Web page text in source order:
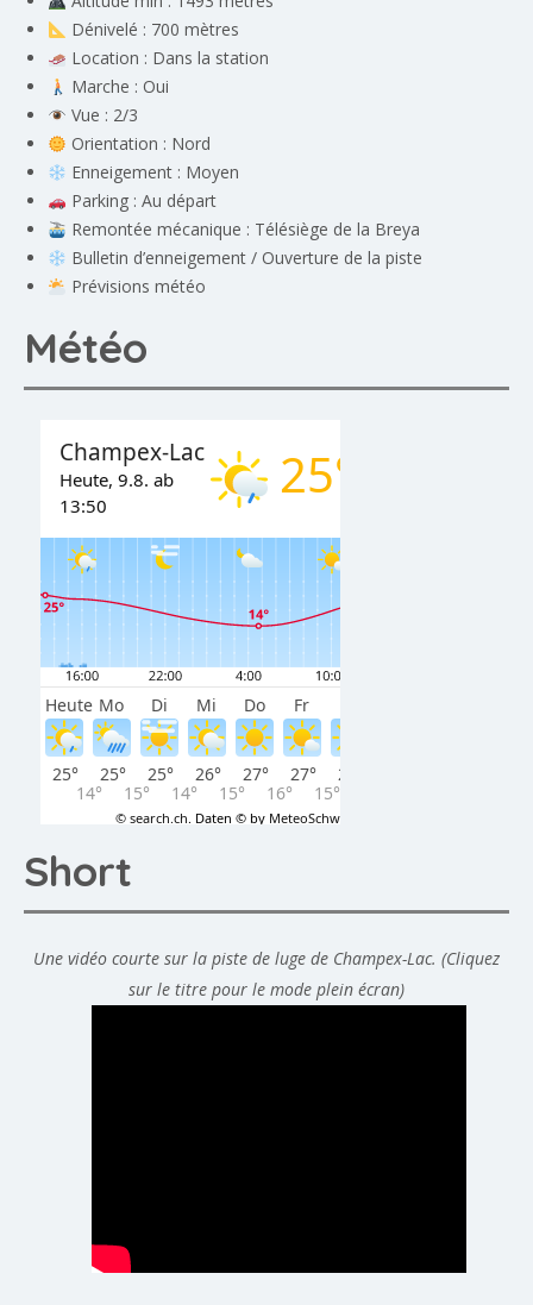
Dénivelé : 700 mètres
Location : Dans la station
Marche : Oui
Vue : 2/3
Orientation : Nord
Enneigement : Moyen
Parking : Au départ
Remontée mécanique : Télésiège de la Breya
Bulletin d’enneigement/ Ouverture de la piste
Prévisions météo
Météo
Short
Une vidéo courte sur la piste de luge de Champex-Lac. (Cliquez
sur le titre pour le mode plein écran)